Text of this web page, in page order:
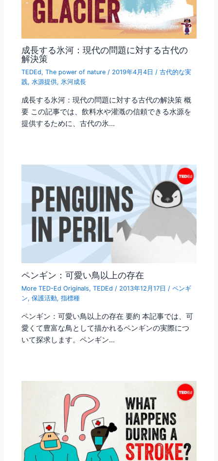
成長する氷河：現代の問題に対する古代の
解決策
TEDEd,The power of nature / 2019年4月4日/古代的な実
践,水源提供,氷河成長
成長する氷河：現代の問題に対する古代の解決策 概
要 この記事では、飲料水や灌漑の信頼できる水源を
提供するために、古代の氷…
ペンギン：可愛い鳥以上の存在
More TED-Ed Originals,TEDEd / 2013年12月17日/ペンギ
ン,保護活動,指標種
ペンギン：可愛い鳥以上の存在 要約 本記事では、可
愛くて豊富な鳥として描かれるペンギンの実際につ
いて探求します。ペンギン…